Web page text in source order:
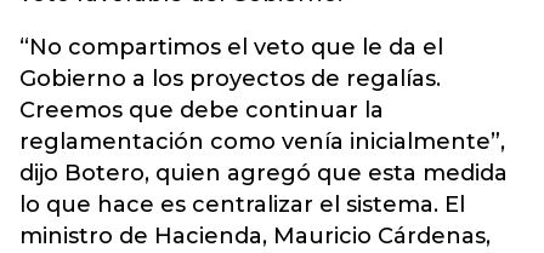
“No compartimos el veto que le da el
Gobierno a los proyectos de regalías.
Creemos que debe continuar la
reglamentación como venía inicialmente”,
dijo Botero, quien agregó que esta medida
lo que hace es centralizar el sistema. El
ministro de Hacienda, Mauricio Cárdenas,